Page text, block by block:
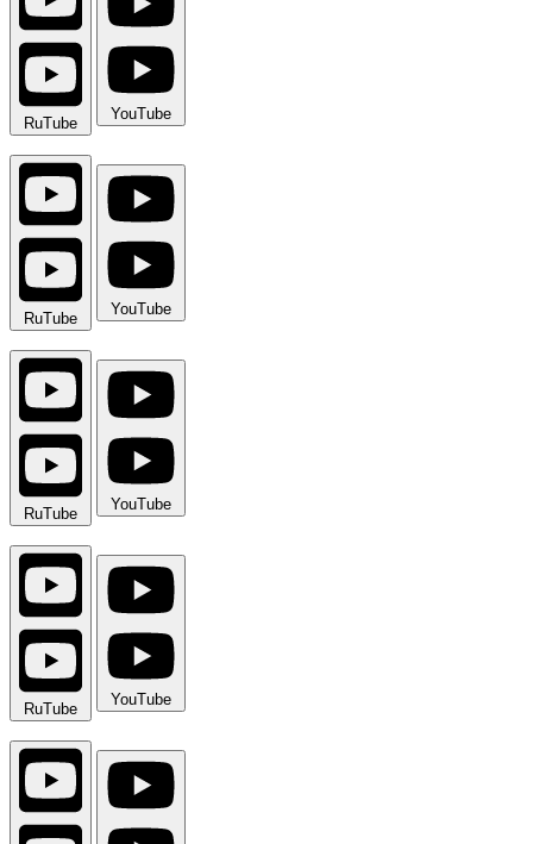
RuTube
YouTube
RuTube
YouTube
RuTube
YouTube
RuTube
YouTube